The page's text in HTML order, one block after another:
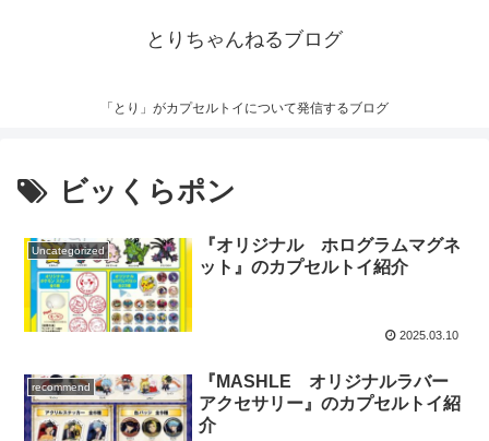
とりちゃんねるブログ
「とり」がカプセルトイについて発信するブログ
ビッくらポン
Uncategorized
『オリジナル ホログラムマグネ
ット』のカプセルトイ紹介
2025.03.10
recommend
『MASHLE オリジナルラバー
アクセサリー』のカプセルトイ紹
介